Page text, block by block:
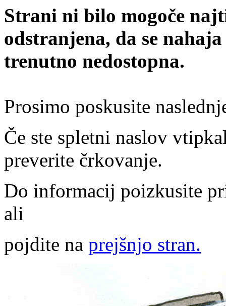
Strani ni bilo mogoče
odstranjena, da se
trenutno nedostopna.
Prosimo poskusite
Če ste spletni naslov
preverite črkovanje.
Do informacij poizkusite
ali
pojdite na prejšnjo stran.